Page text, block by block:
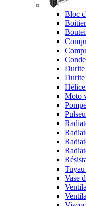
Bloc
Durite
Durite
Moto
Vase